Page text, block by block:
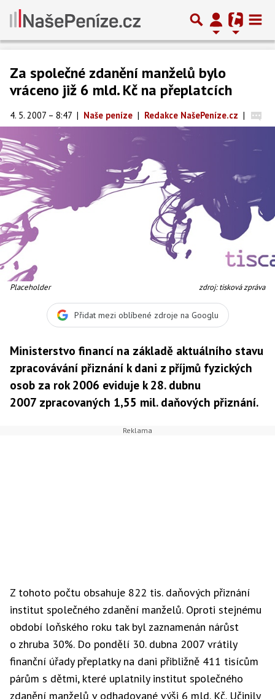
Za společné zdanění manželů bylo
vráceno již 6 mld. Kč na přeplatcích
4. 5. 2007 – 8:47 | Naše peníze | Redakce NašePeníze.cz |
Placeholder zdroj: tisková zpráva
Přidat mezi oblíbené zdroje na Googlu
Ministerstvo financí na základě aktuálního stavu
zpracovávání přiznání k dani z příjmů fyzických
osob za rok 2006 eviduje k 28. dubnu
2007 zpracovaných 1,55 mil. daňových přiznání.
Z tohoto počtu obsahuje 822 tis. daňových přiznání
institut společného zdanění manželů. Oproti stejnému
období loňského roku tak byl zaznamenán nárůst
o zhruba 30%. Do pondělí 30. dubna 2007 vrátily
finanční úřady přeplatky na dani přibližně 411 tisícům
párům s dětmi, které uplatnily institut společného
zdanění manželů v odhadované výši 6 mld. Kč. Učinily